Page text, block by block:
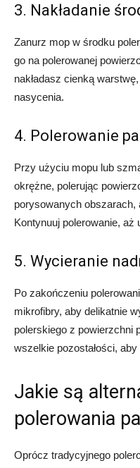
3. Nakładanie
Zanurz mop w środku
go na polerowanej
nakładasz cienką
nasycenia.
4. Polerowanie
Przy użyciu mopu lub
okrężne, polerując
porysowanych
Kontynuuj polerowanie,
5. Wycieranie
Po zakończeniu
mikrofibry, aby delikatnie
polerskiego z powierzchni
wszelkie pozostałości,
Jakie są
polerowania
Oprócz tradycyjnego